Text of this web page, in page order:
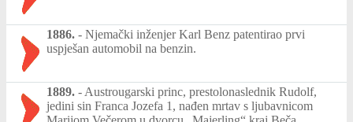
1886. - Njemački inženjer Karl Benz patentirao prvi
uspješan automobil na benzin.
1889. - Austrougarski princ, prestolonaslednik Rudolf,
jedini sin Franca Jozefa 1, nađen mrtav s ljubavnicom